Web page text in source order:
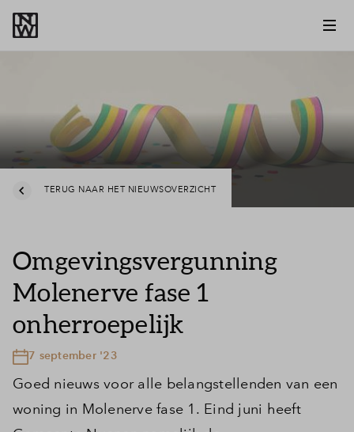
TERUG NAAR HET NIEUWSOVERZICHT
Omgevingsvergunning
Molenerve fase 1
onherroepelijk
7 september '23
Goed nieuws voor alle belangstellenden van een
woning in Molenerve fase 1. Eind juni heeft